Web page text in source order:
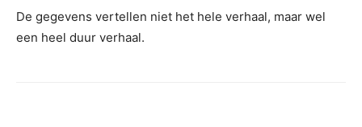
De gegevens vertellen niet het hele verhaal, maar wel
een heel duur verhaal.